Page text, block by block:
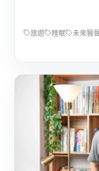
旅遊 睡眠 未來醫